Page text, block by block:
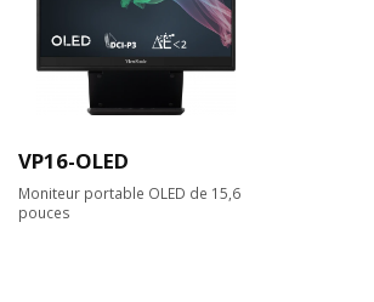
VP16-OLED
Moniteur portable OLED de 15,6
pouces